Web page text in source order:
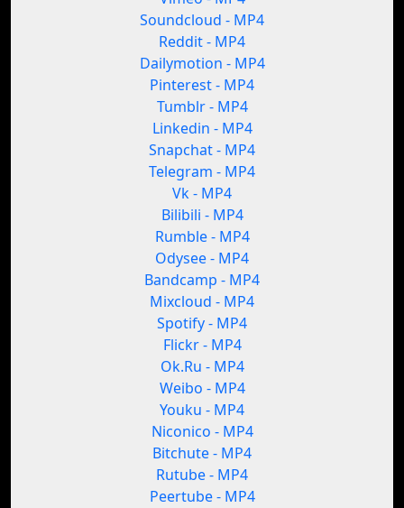
Soundcloud - MP4
Reddit - MP4
Dailymotion - MP4
Pinterest - MP4
Tumblr - MP4
Linkedin - MP4
Snapchat - MP4
Telegram - MP4
Vk - MP4
Bilibili - MP4
Rumble - MP4
Odysee - MP4
Bandcamp - MP4
Mixcloud - MP4
Spotify - MP4
Flickr - MP4
Ok.Ru - MP4
Weibo - MP4
Youku - MP4
Niconico - MP4
Bitchute - MP4
Rutube - MP4
Peertube - MP4